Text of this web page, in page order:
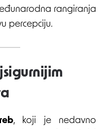
rangiranja
percepciju.
, koji je nedavno